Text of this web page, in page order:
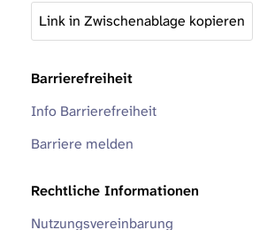
Link in Zwischenablage kopieren
Barrierefreiheit
Info Barrierefreiheit
Barriere melden
Rechtliche Informationen
Nutzungsvereinbarung